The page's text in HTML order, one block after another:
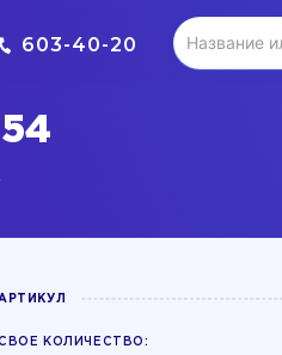
603-40-20
КОЛИЧЕСТВО: